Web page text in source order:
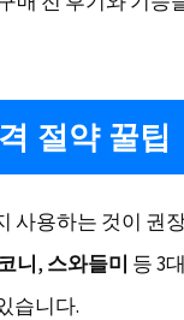
절약 꿀팁
사용하는 것이 권
니, 스와들미 등 3
습니다.